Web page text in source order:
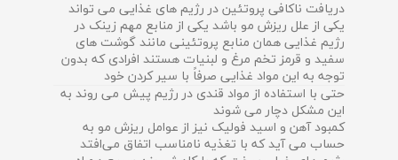
مقالات
درباره ما
ارتباط با ما
دریافت ناکافی پروتئین در رژیم های غذایی می تواند
یکی از علل ریزش مو باشد یکی از منابع مهم زینک در
رژیم غذایی همان منابع پروتئینی مانند گوشت های
سفید و قرمز تخم مرغ و لبنیات هستند افرادی که بدون
توجه به این مواد غذایی صرفاً با سیر کردن خود
حتی با استفاده از مواد قندی در رژیم پیش می روند به
این مشکل دچار می شوند
کمبود آهن و اسید فولیک نیز از عوامل ریزش مو به
حساب می آید که با تغذیه نامناسب اتفاق می‌افتد